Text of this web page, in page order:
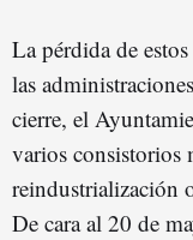
La pérdida de
las
cierre, el
varios consistorios
reindustrialización
De cara al 20 de